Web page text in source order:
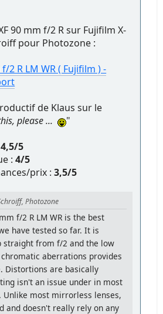
90 mm f/2 R sur Fujifilm X-
pour Photozone :
2 R LM WR ( Fujifilm ) -
de Klaus sur le
please ...
"
4,5/5
:4/5
prix :3,5/5
Photozone
f/2 R LM WR is the best
have tested so far. It is
straight from f/2 and the low
aberrations provides
Distortions are basically
isn't an issue under in most
Unlike most mirrorless lenses,
and doesn't really rely on any